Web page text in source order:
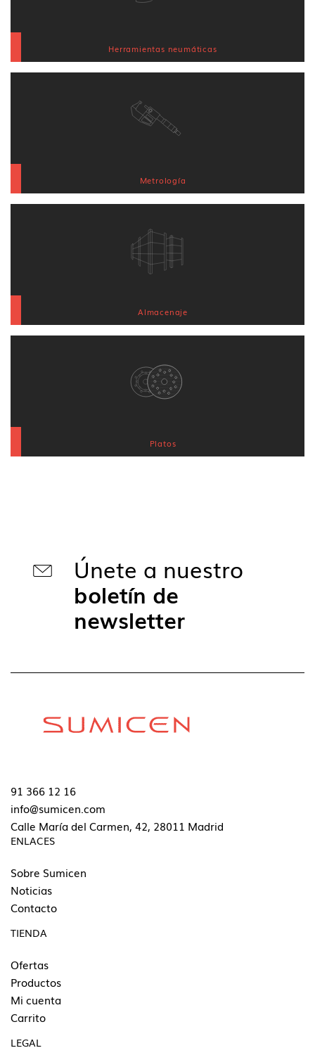
Herramientas neumáticas
Metrología
Almacenaje
Platos
Únete a nuestro
boletín de
newsletter
91 366 12 16
info@sumicen.com
Calle María del Carmen, 42, 28011 Madrid
ENLACES
Sobre Sumicen
Noticias
Contacto
TIENDA
Ofertas
Productos
Mi cuenta
Carrito
LEGAL